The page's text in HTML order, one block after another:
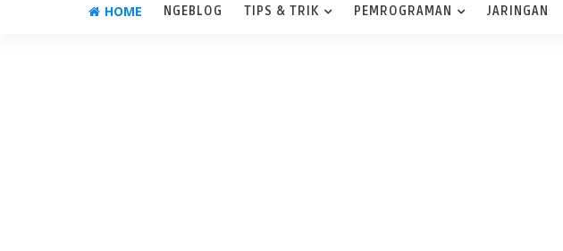
HOME NGEBLOG TIPS & TRIK PEMROGRAMAN JARINGAN